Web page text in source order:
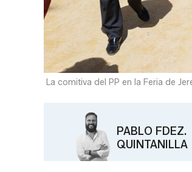
La comitiva del PP en la Feria de
PABLO FDEZ.
QUINTANILLA